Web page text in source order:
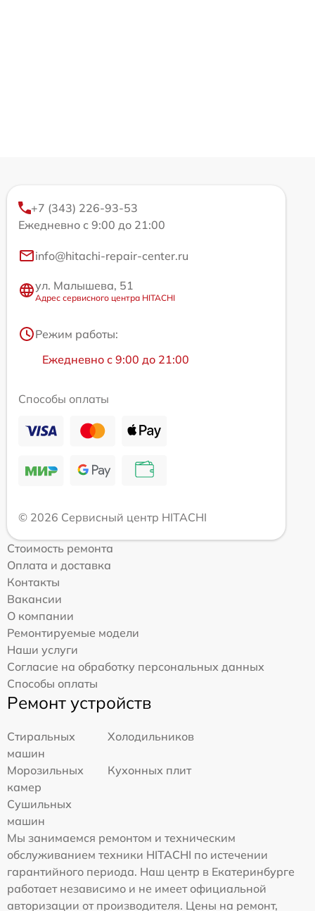
+7 (343) 226-93-53
Ежедневно с 9:00 до 21:00
info@hitachi-repair-center.ru
ул. Малышева, 51
Адрес сервисного центра HITACHI
Режим работы:
Ежедневно с 9:00 до 21:00
Способы оплаты
© 2026 Сервисный центр HITACHI
Стоимость ремонта
Оплата и доставка
Контакты
Вакансии
О компании
Ремонтируемые модели
Наши услуги
Согласие на обработку персональных данных
Способы оплаты
Ремонт устройств
Стиральных
машин
Холодильников
Морозильных
камер
Кухонных плит
Сушильных
машин
Мы занимаемся ремонтом и техническим
обслуживанием техники HITACHI по истечении
гарантийного периода. Наш центр в Екатеринбурге
работает независимо и не имеет официальной
авторизации от производителя. Цены на ремонт,